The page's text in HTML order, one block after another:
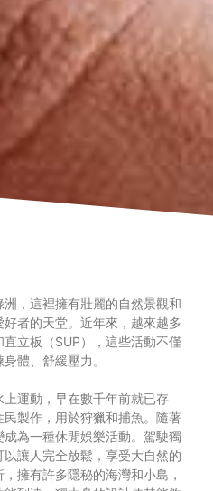
，這裡擁有壯麗的自然景觀和
者的天堂。近年來，越來越多
立板（SUP），這些活動不僅
體、舒緩壓力。
運動，早在數千年前就已存
製作，用於狩獵和捕魚。隨著
為一種休閒娛樂活動。駕駛獨
讓人完全放鬆，享受大自然的
擁有許多隱秘的海灣和小島，